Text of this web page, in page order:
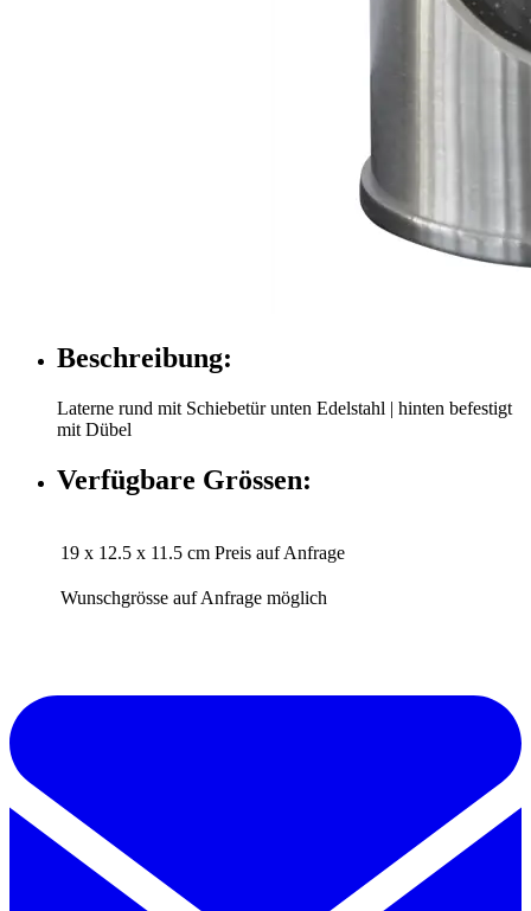
Beschreibung:
Laterne rund mit Schiebetür unten Edelstahl | hinten befestigt
mit Dübel
Verfügbare Grössen:
19 x 12.5 x 11.5 cm Preis auf Anfrage
Wunschgrösse auf Anfrage möglich